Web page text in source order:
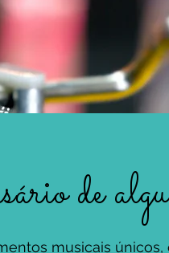
de
musicais